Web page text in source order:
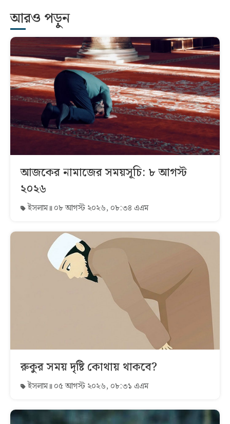
আরও পড়ুন
আজকের নামাজের সময়সূচি: ৮ আগস্ট
২০২৬
ইসলাম ০৮ আগস্ট ২০২৬, ০৮:৩৪ এএম
রুকুর সময় দৃষ্টি কোথায় থাকবে?
ইসলাম ০৫ আগস্ট ২০২৬, ০৮:৩১ এএম